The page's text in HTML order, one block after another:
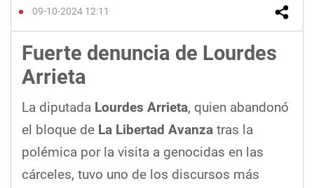
09-10-2024 12:11
Fuerte denuncia de Lourdes
Arrieta
La diputada Lourdes Arrieta, quien abandonó
el bloque de La Libertad Avanza tras la
polémica por la visita a genocidas en las
cárceles, tuvo uno de los discursos más